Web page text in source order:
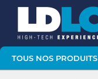
TOUS NOS PRODUITS